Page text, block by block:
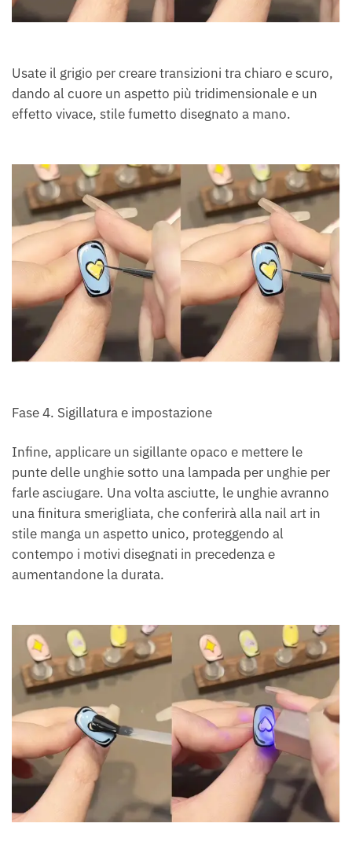
Usate il grigio per creare transizioni tra chiaro e scuro,
dando al cuore un aspetto più tridimensionale e un
effetto vivace, stile fumetto disegnato a mano.
Fase 4. Sigillatura e impostazione
Infine, applicare un sigillante opaco e mettere le
punte delle unghie sotto una lampada per unghie per
farle asciugare. Una volta asciutte, le unghie avranno
una finitura smerigliata, che conferirà alla nail art in
stile manga un aspetto unico, proteggendo al
contempo i motivi disegnati in precedenza e
aumentandone la durata.